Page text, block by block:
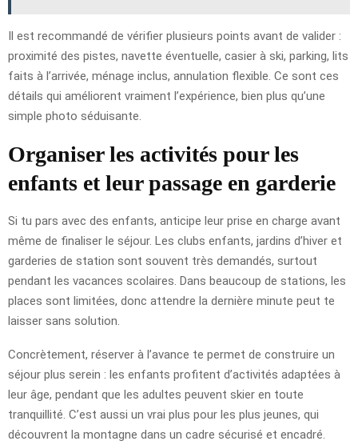
Il est recommandé de vérifier plusieurs points avant de valider :
proximité des pistes, navette éventuelle, casier à ski, parking, lits
faits à l’arrivée, ménage inclus, annulation flexible. Ce sont ces
détails qui améliorent vraiment l’expérience, bien plus qu’une
simple photo séduisante.
Organiser les activités pour les
enfants et leur passage en garderie
Si tu pars avec des enfants, anticipe leur prise en charge avant
même de finaliser le séjour. Les clubs enfants, jardins d’hiver et
garderies de station sont souvent très demandés, surtout
pendant les vacances scolaires. Dans beaucoup de stations, les
places sont limitées, donc attendre la dernière minute peut te
laisser sans solution.
Concrètement, réserver à l’avance te permet de construire un
séjour plus serein : les enfants profitent d’activités adaptées à
leur âge, pendant que les adultes peuvent skier en toute
tranquillité. C’est aussi un vrai plus pour les plus jeunes, qui
découvrent la montagne dans un cadre sécurisé et encadré.